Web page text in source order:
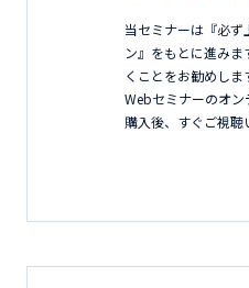
当セミナーは『必ず
ン』をもとに進み
くことをお勧めし
Webセミナーのオ
購入後、すぐご視聴